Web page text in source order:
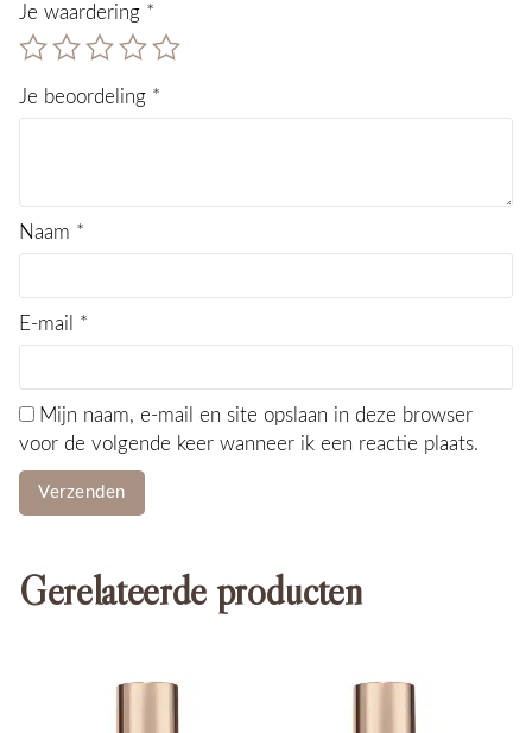
Je waardering *
Je beoordeling *
Naam *
E-mail *
Mijn naam, e-mail en site opslaan in deze browser
voor de volgende keer wanneer ik een reactie plaats.
Gerelateerde producten